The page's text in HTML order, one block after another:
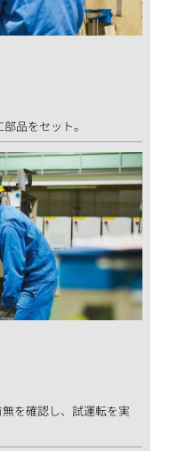
品をセット。
を確認し、試運転を実